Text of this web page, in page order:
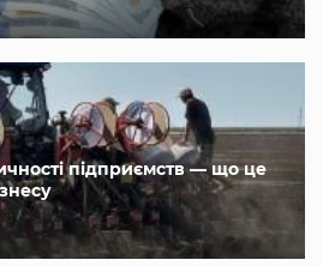
підприємств — що це